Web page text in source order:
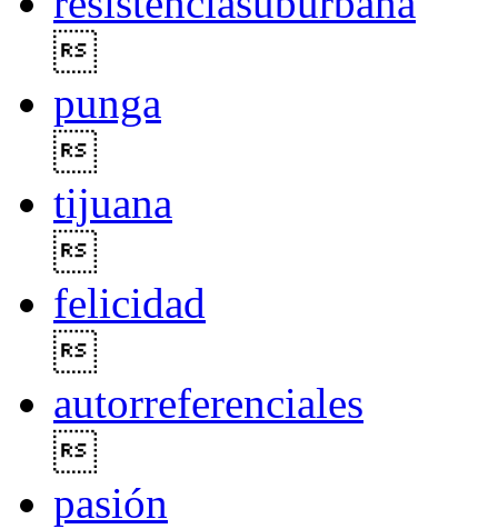
punga
tijuana
felicidad
autorreferenciales
pasión